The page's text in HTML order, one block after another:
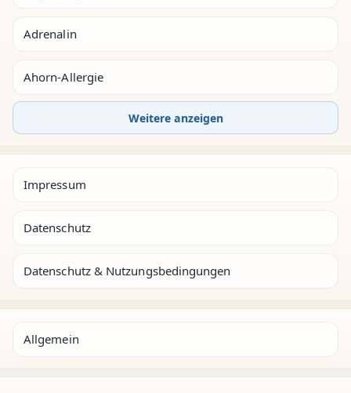
Adrenalin
Ahorn-Allergie
Weitere anzeigen
Impressum
Datenschutz
Datenschutz & Nutzungsbedingungen
Allgemein